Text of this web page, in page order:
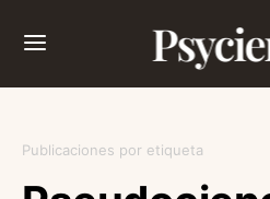
Publicaciones por etiqueta